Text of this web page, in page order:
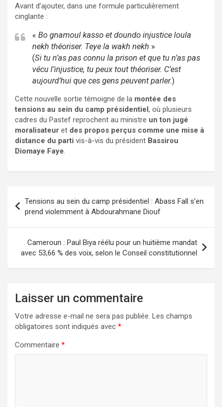
Avant d’ajouter, dans une formule particulièrement
cinglante :
« Bo gnamoul kasso et doundo injustice loula
nekh théoriser. Teye la wakh nekh »
(Si tu n’as pas connu la prison et que tu n’as pas
vécu l’injustice, tu peux tout théoriser. C’est
aujourd’hui que ces gens peuvent parler.)
Cette nouvelle sortie témoigne de la montée des
tensions au sein du camp présidentiel, où plusieurs
cadres du Pastef reprochent au ministre un ton jugé
moralisateur et des propos perçus comme une mise à
distance du parti vis-à-vis du président Bassirou
Diomaye Faye.
Tensions au sein du camp présidentiel : Abass Fall s’en
prend violemment à Abdourahmane Diouf
Cameroun : Paul Biya réélu pour un huitième mandat
avec 53,66 % des voix, selon le Conseil constitutionnel
Laisser un commentaire
Votre adresse e-mail ne sera pas publiée. Les champs
obligatoires sont indiqués avec *
Commentaire *